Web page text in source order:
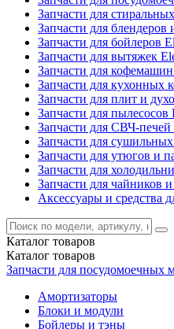
Запчасти для
Запчасти для
Запчасти для бойлеров
Запчасти для вытяжек
Запчасти для
Запчасти для кухонных
Запчасти для плит и
Запчасти для пылесосов
Запчасти для СВЧ-
Запчасти для
Запчасти для утюгов и
Запчасти для
Запчасти для чайников
Аксессуары и средства
Каталог товаров
Каталог товаров
Запчасти для посудомоечных
Амортизаторы
Блоки и модули
Бойлеры и тэны